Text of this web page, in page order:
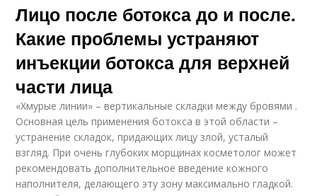
Лицо после ботокса до и после.
Какие проблемы устраняют
инъекции ботокса для верхней
части лица
«Хмурые линии» – вертикальные складки между бровями .
Основная цель применения ботокса в этой области –
устранение складок, придающих лицу злой, усталый
взгляд. При очень глубоких морщинах косметолог может
рекомендовать дополнительное введение кожного
наполнителя, делающего эту зону максимально гладкой.